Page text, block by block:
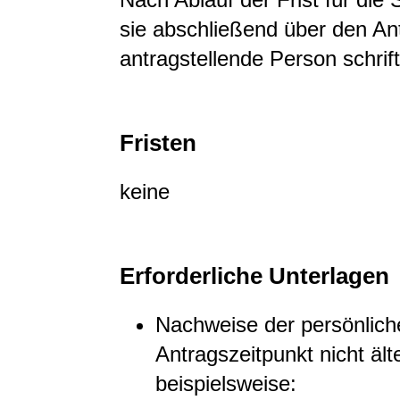
sie abschließend über den
antragstellende Person
Fristen
keine
Erforderliche Unterlagen
Nachweise der
Antragszeitpunkt nicht
beispielsweise: